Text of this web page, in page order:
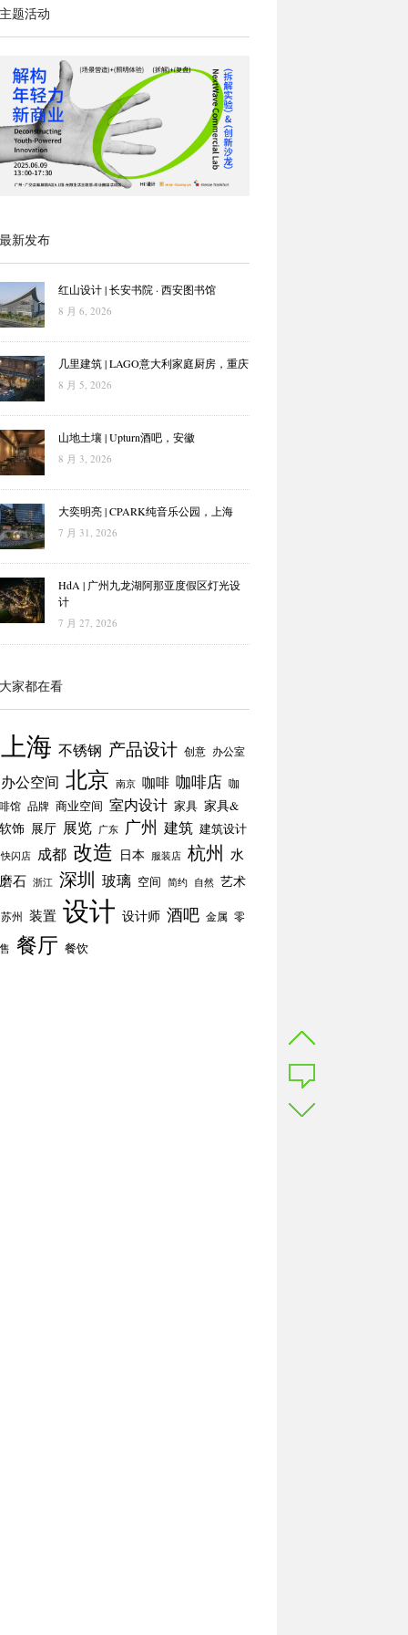
题活动
新发布
红山设计 | 长安书院 · 西安图书馆
8 月 6, 2026
几里建筑 | LAGO意大利家庭厨房，重庆
8 月 5, 2026
山地土壤 | Upturn酒吧，安徽
8 月 3, 2026
大奕明亮 | CPARK纯音乐公园，上海
7 月 31, 2026
HdA | 广州九龙湖阿那亚度假区灯光设
计
7 月 27, 2026
家都在看
上海 不锈钢 产品设计 创意 办公室
办公空间 北京 南京 咖啡 咖啡店 咖
馆 品牌 商业空间 室内设计 家具 家具&
饰 展厅 展览 广东 广州 建筑 建筑设计
快闪店 成都 改造 日本 服装店 杭州 水
石 浙江 深圳 玻璃 空间 简约 自然 艺术
苏州 装置 设计 设计师 酒吧 金属 零
餐厅 餐饮